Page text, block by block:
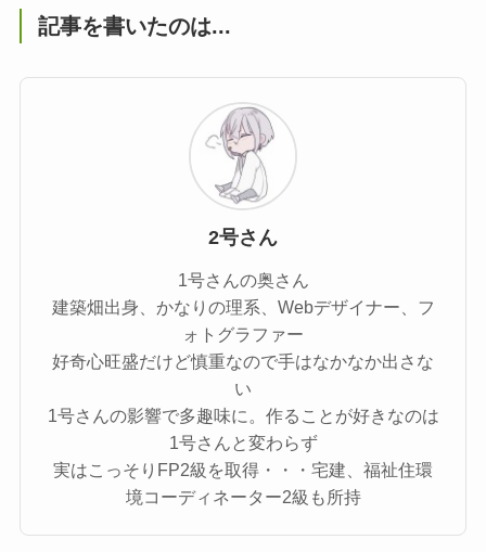
記事を書いたのは...
2号さん
1号さんの奥さん
建築畑出身、かなりの理系、Webデザイナー、フ
ォトグラファー
好奇心旺盛だけど慎重なので手はなかなか出さな
い
1号さんの影響で多趣味に。作ることが好きなのは
1号さんと変わらず
実はこっそりFP2級を取得・・・宅建、福祉住環
境コーディネーター2級も所持